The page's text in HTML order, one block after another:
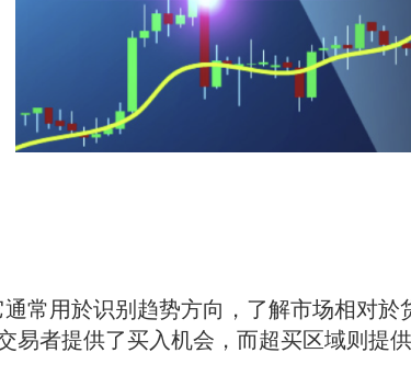
常用於识别趋势方向，了解市场相对於
易者提供了买入机会，而超买区域则提